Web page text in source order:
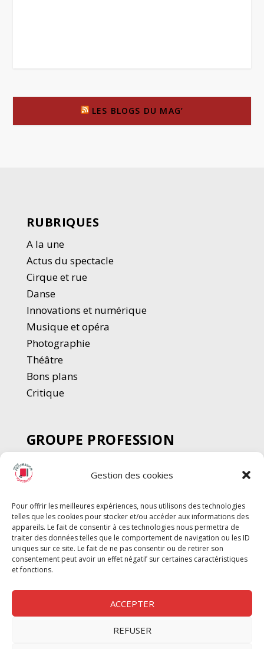
Gestion des cookies
Pour offrir les meilleures expériences, nous utilisons des technologies
telles que les cookies pour stocker et/ou accéder aux informations des
appareils. Le fait de consentir à ces technologies nous permettra de
traiter des données telles que le comportement de navigation ou les ID
uniques sur ce site. Le fait de ne pas consentir ou de retirer son
consentement peut avoir un effet négatif sur certaines caractéristiques
et fonctions.
ACCEPTER
REFUSER
LES BLOGS DU MAG’
RUBRIQUES
A la une
Actus du spectacle
Cirque et rue
Danse
Innovations et numérique
Musique et opéra
Photographie
Théâtre
Bons plans
Critique
GROUPE PROFESSION
SPECTACLE
Chèque Intermittents
Chèque Compta
Chèque Emploi Spectacle
G-Pods
Profession Audio-visuel